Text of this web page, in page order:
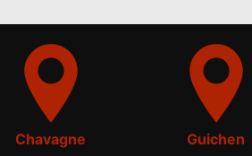
Chavagne Guichen